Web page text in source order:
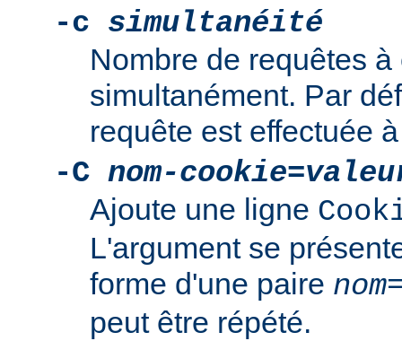
-c simultanéité
Nombre de requêtes à
simultanément. Par
requête est effectuée
-C nom-cookie=
Ajoute une ligne
L'argument se
forme d'une paire nom
peut être répété.